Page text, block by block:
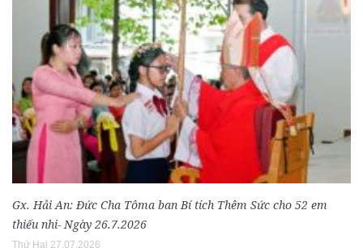
Gx. Hải An: Đức Cha Tôma ban Bí tích Thêm Sức cho 52 em
thiếu nhi- Ngày 26.7.2026
Thứ Hai 27.07.2026